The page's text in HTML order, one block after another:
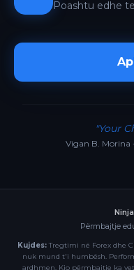
Poashtu edhe
"Your
Vigan B. Morina
Përmbajtje
Kujdes:Tregtimi në Forex dhe
nuk mund t'i humbësh.
ardhmen. Kjo përmbajtje ka